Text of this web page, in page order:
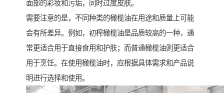
面部的彩妆和污垢，同时过度皮肤。
需要注意的是，不同种类的橄榄油在用途和质量上可能
会有所差异。例如，初榨橄榄油是品质较高的一种，通
常更适合用于直接食用和护肤；而普通橄榄油则更适合
用于烹饪。在使用橄榄油时，应根据具体需求和产品说
明进行选择和使用。